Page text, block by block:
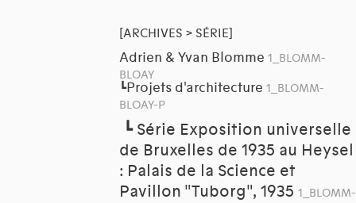
[ARCHIVES > SÉRIE]
Adrien & Yvan Blomme 1_BLOMM-
BLOAY
┗Projets d'architecture 1_BLOMM-
BLOAY-P
┗ Série Exposition universelle
de Bruxelles de 1935 au Heysel
: Palais de la Science et
Pavillon "Tuborg", 1935 1_BLOMM-